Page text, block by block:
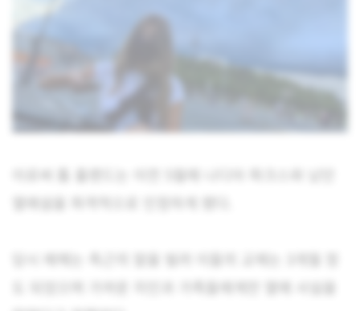
이로써 톰 홀랜드는 이전 5월에 나디아 파크스와 났던
열애설을 파격적으로 인정하게 됐다.
당시 매체는 측근의 말을 빌려 이들의 교제는 3개월 정
도 되었으며 가까운 지인과 가족들에게만 열애 사실을